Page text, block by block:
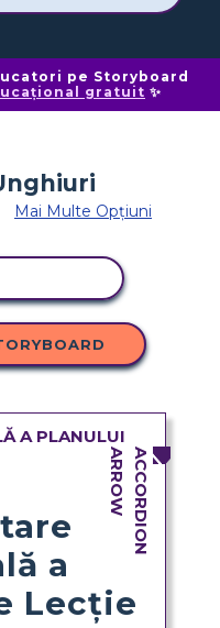
pe Storyboard
gratuit ✨
Mai Multe Opțiuni
A PLANULUI
a
Lecție